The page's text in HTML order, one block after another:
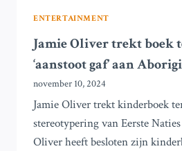
ENTERTAINMENT
Jamie Oliver trekt boek
‘aanstoot gaf’ aan
november 10, 2024
Jamie Oliver trekt kinderboek
stereotypering van Eerste
Oliver heeft besloten zijn